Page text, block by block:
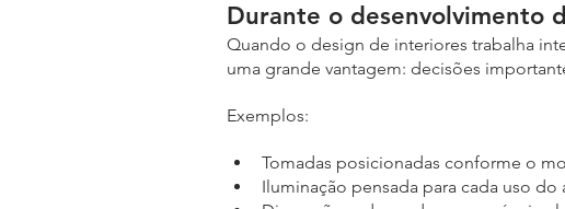
Durante o desenvolvimento
Quando o design de interiores trabalha
uma grande vantagem: decisões
Exemplos:
Tomadas posicionadas conforme o
Iluminação pensada para cada uso do